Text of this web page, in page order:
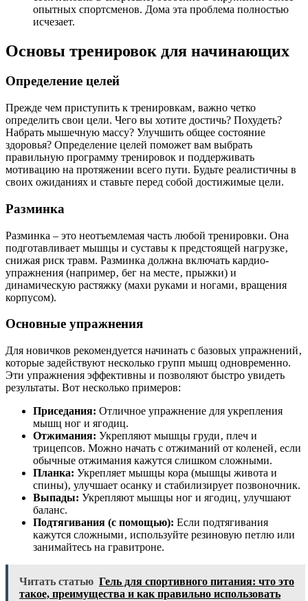
опытных спортсменов. Дома эта проблема полностью
исчезает.
Основы тренировок для начинающих
Определение целей
Прежде чем приступить к тренировкам‚ важно четко
определить свои цели. Чего вы хотите достичь? Похудеть?
Набрать мышечную массу? Улучшить общее состояние
здоровья? Определение целей поможет вам выбрать
правильную программу тренировок и поддерживать
мотивацию на протяжении всего пути. Будьте реалистичны в
своих ожиданиях и ставьте перед собой достижимые цели.
Разминка
Разминка – это неотъемлемая часть любой тренировки. Она
подготавливает мышцы и суставы к предстоящей нагрузке‚
снижая риск травм. Разминка должна включать кардио-
упражнения (например‚ бег на месте‚ прыжки) и
динамическую растяжку (махи руками и ногами‚ вращения
корпусом).
Основные упражнения
Для новичков рекомендуется начинать с базовых упражнений‚
которые задействуют несколько групп мышц одновременно.
Эти упражнения эффективны и позволяют быстро увидеть
результаты. Вот несколько примеров:
Приседания: Отличное упражнение для укрепления
мышц ног и ягодиц.
Отжимания: Укрепляют мышцы груди‚ плеч и
трицепсов. Можно начать с отжиманий от коленей‚ если
обычные отжимания кажутся слишком сложными.
Планка: Укрепляет мышцы кора (мышцы живота и
спины)‚ улучшает осанку и стабилизирует позвоночник.
Выпады: Укрепляют мышцы ног и ягодиц‚ улучшают
баланс.
Подтягивания (с помощью): Если подтягивания
кажутся сложными‚ используйте резиновую петлю или
занимайтесь на гравитроне.
Читать статью Гель для спортивного питания: что это
такое, преимущества и как правильно использовать